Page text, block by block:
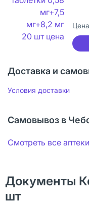
Цена
Доставка и
Условия доставки
Самовывоз в
Смотреть все аптеки
Документы
шт